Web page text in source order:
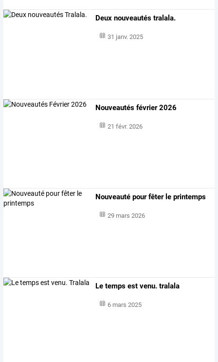
Deux nouveautés tralala.
31 janv. 2025
Nouveautés février 2026
21 févr. 2026
Nouveauté pour fêter le printemps
29 mars 2026
Le temps est venu. tralala
6 mars 2025